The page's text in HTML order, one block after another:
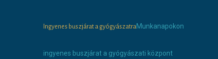
Ingyenes buszjárat a gyógyászatraMunkanapokon
ingyenes buszjárat a gyógyászati központ